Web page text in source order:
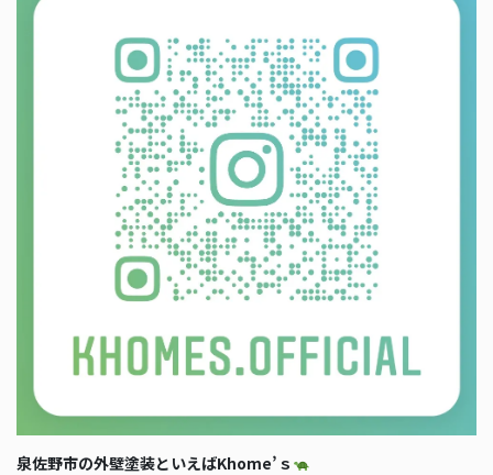
泉佐野市の外壁塗装といえばKhome’ｓ